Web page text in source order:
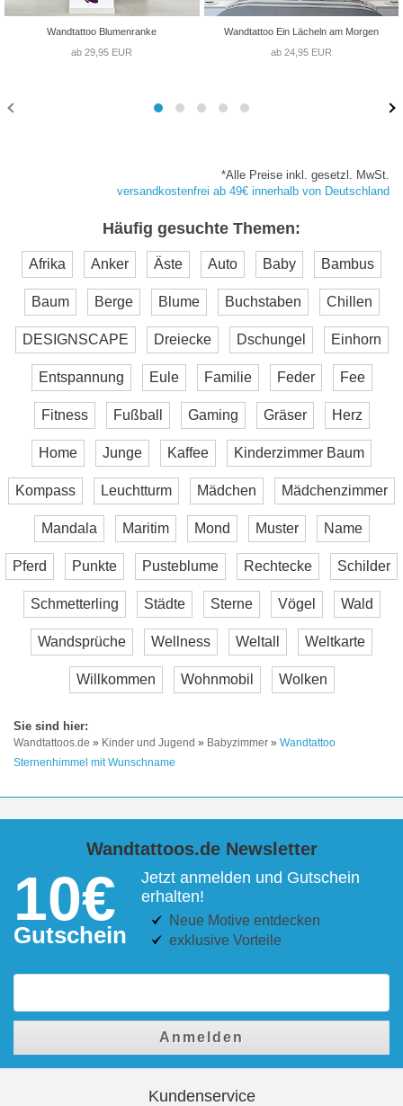
Wandtattoo Blumenranke
ab 29,95 EUR
Wandtattoo Ein Lächeln am Morgen
ab 24,95 EUR
*Alle Preise inkl. gesetzl. MwSt.
versandkostenfrei ab 49€ innerhalb von Deutschland
Häufig gesuchte Themen:
Afrika Anker Äste Auto Baby Bambus
Baum Berge Blume Buchstaben Chillen
DESIGNSCAPE Dreiecke Dschungel Einhorn
Entspannung Eule Familie Feder Fee
Fitness Fußball Gaming Gräser Herz
Home Junge Kaffee Kinderzimmer Baum
Kompass Leuchtturm Mädchen Mädchenzimmer
Mandala Maritim Mond Muster Name
Pferd Punkte Pusteblume Rechtecke Schilder
Schmetterling Städte Sterne Vögel Wald
Wandsprüche Wellness Weltall Weltkarte
Willkommen Wohnmobil Wolken
Wandtattoos.de » Kinder und Jugend » Babyzimmer » Wandtattoo
Sternenhimmel mit Wunschname
Wandtattoos.de Newsletter
10€
Gutschein
Jetzt anmelden und Gutschein
erhalten!
Neue Motive entdecken
exklusive Vorteile
Anmelden
Kundenservice